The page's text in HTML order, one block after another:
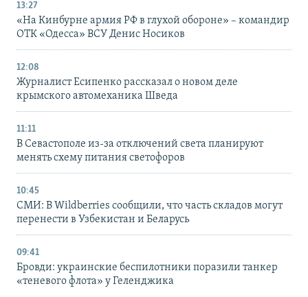
13:27
«На Кинбурне армия РФ в глухой обороне» – командир
ОТК «Одесса» ВСУ Денис Носиков
12:08
Журналист Есипенко рассказал о новом деле
крымского автомеханика Шведа
11:11
В Севастополе из-за отключений света планируют
менять схему питания светофоров
10:45
СМИ: В Wildberries сообщили, что часть складов могут
перенести в Узбекистан и Беларусь
09:41
Бровди: украинские беспилотники поразили танкер
«теневого флота» у Геленджика